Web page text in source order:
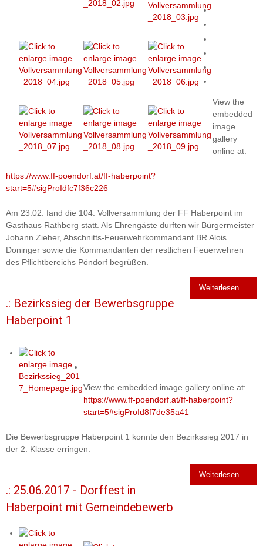
View the
embedded
image
gallery
online at:
https://www.ff-poendorf.at/ff-haberpoint?
start=5#sigProIdfc7f36c226
Am 23.02. fand die 104. Vollversammlung der FF Haberpoint im
Gasthaus Rathberg statt. Als Ehrengäste durften wir Bürgermeister
Johann Zieher, Abschnitts-Feuerwehrkommandant BR Alois
Doninger sowie die Kommandanten der restlichen Feuerwehren
des Pflichtbereichs Pöndorf begrüßen.
Weiterlesen ...
.: Bezirkssieg der Bewerbsgruppe
Haberpoint 1
View the embedded image gallery online at:
https://www.ff-poendorf.at/ff-haberpoint?
start=5#sigProId8f7de35a41
Die Bewerbsgruppe Haberpoint 1 konnte den Bezirkssieg 2017 in
der 2. Klasse erringen.
Weiterlesen ...
.: 25.06.2017 - Dorffest in
Haberpoint mit Gemeindebewerb